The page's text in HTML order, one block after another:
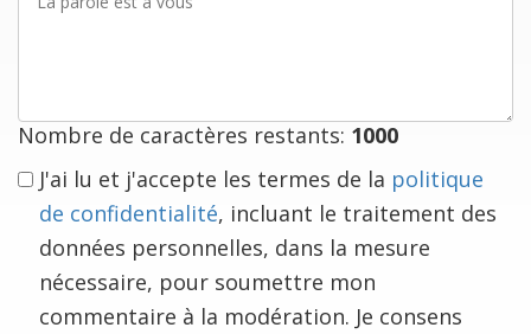
parole
Nombre de caractères restants: 1000
J'ai lu et j'accepte les termes de la politique
de confidentialité, incluant le traitement des
données personnelles, dans la mesure
nécessaire, pour soumettre mon
commentaire à la modération. Je consens